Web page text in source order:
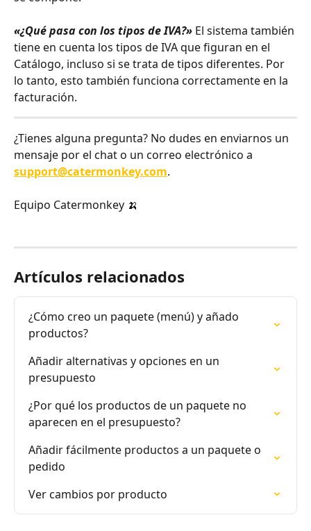
«¿Qué pasa con los tipos de IVA?» El sistema también
tiene en cuenta los tipos de IVA que figuran en el
Catálogo, incluso si se trata de tipos diferentes. Por
lo tanto, esto también funciona correctamente en la
facturación.
¿Tienes alguna pregunta? No dudes en enviarnos un
mensaje por el chat o un correo electrónico a
support@catermonkey.com.
Equipo Catermonkey 🍌
Artículos relacionados
¿Cómo creo un paquete (menú) y añado
productos?
Añadir alternativas y opciones en un
presupuesto
¿Por qué los productos de un paquete no
aparecen en el presupuesto?
Añadir fácilmente productos a un paquete o
pedido
Ver cambios por producto